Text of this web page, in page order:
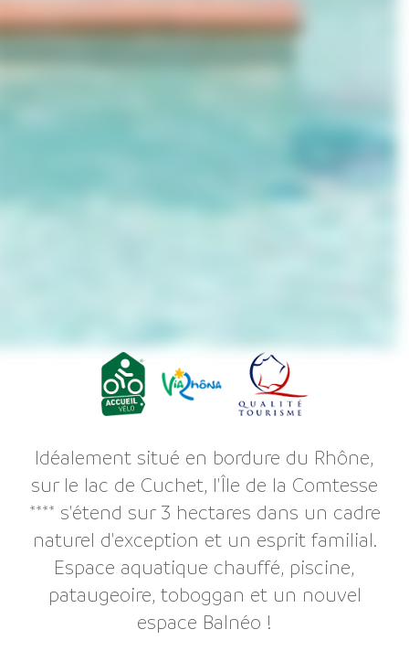
Idéalement situé en bordure du Rhône,
sur le lac de Cuchet, l'Île de la Comtesse
**** s'étend sur 3 hectares dans un cadre
naturel d'exception et un esprit familial.
Espace aquatique chauffé, piscine,
pataugeoire, toboggan et un nouvel
espace Balnéo !